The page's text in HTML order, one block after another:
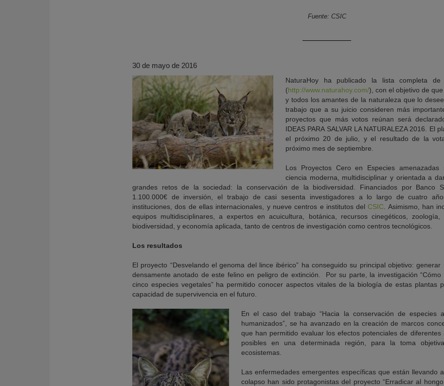
Fuente: CSIC
30 de mayo de 2016
NaturaHoy ha publicado la lista completa de
(http://www.naturahoy.com/), con el objetivo de
y todos los amantes de la naturaleza que lo
trabajo que a su juicio consideren más
proyectos que más votos reúnan será
IDEAS PARA SALVAR LA NATURALEZA 2016. El
el próximo 20 de julio, y el resultado de la
próximo mes de septiembre.
Los Proyectos Cero en Especies
ciencia moderna, multidisciplinar y orientada a
grandes retos de la sociedad: la conservación de la biodiversidad. Financiados por Banco
1.100.000€ de inversión, el trabajo de casi sesenta investigadores a lo largo de cuatro
instituciones, dos de ellas internacionales, y nueve centros e institutos delCSIC . Asimismo, han
equipos multidisciplinares, a expertos en acuicultura, botánica, recursos cinegéticos, zoología,
biodiversidad, y economía aplicada, tanto de centros de investigación como centros tecnológicos.
Los resultados
El proyecto “Desvelando el genoma del lince ibérico” ha conseguido su principal objetivo:
densamente anotado de este felino en peligro de extinción. Por su parte, la investigación “Cómo
cinco especies vegetales” ha permitido conocer aspectos vitales de la biología de estas plantas
capacidad de supervivencia en el futuro.
En el caso del trabajo “Hacia la conservación de especies
humanizados”, se ha avanzado en la creación de marcos
que han permitido evaluar los efectos potenciales de diferentes
posibles en una determinada región, para la toma
ecosistemas.
Las enfermedades emergentes específicas que están llevando
colapso han sido protagonistas del proyecto “Erradicar al